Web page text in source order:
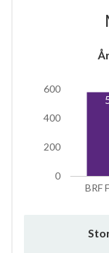
BRF
0
200
400
600